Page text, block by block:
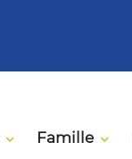
Famille